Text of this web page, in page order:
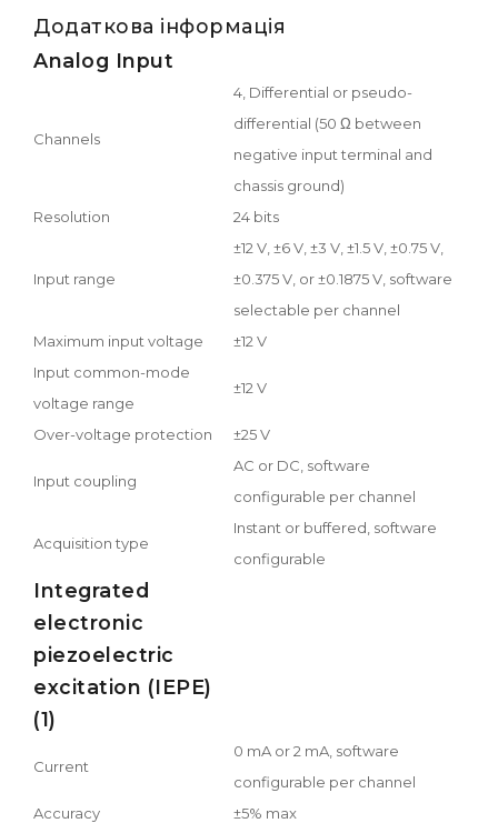
Додаткова інформація
Analog Input
Channels
4, Differential or pseudo-
differential (50 Ω between
negative input terminal and
chassis ground)
Resolution
24 bits
Input range
±12 V, ±6 V, ±3 V, ±1.5 V, ±0.75 V,
±0.375 V, or ±0.1875 V, software
selectable per channel
Maximum input voltage
±12 V
Input common-mode
voltage range
±12 V
Over-voltage protection ±25 V
Input coupling
AC or DC, software
configurable per channel
Acquisition type
Instant or buffered, software
configurable
Integrated
electronic
piezoelectric
excitation (IEPE)
(1)
Current
0 mA or 2 mA, software
configurable per channel
Accuracy
±5% max